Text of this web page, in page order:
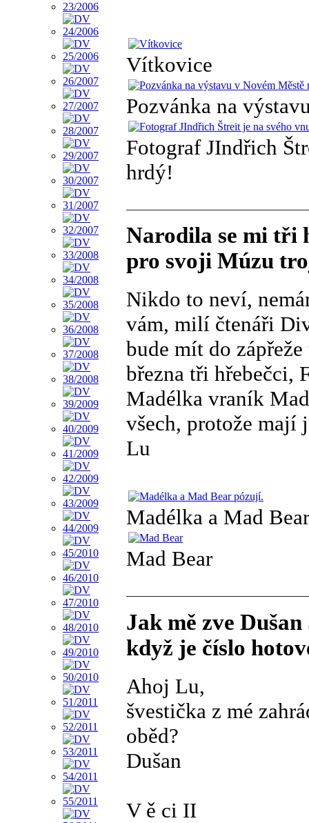
Vítkovice
Pozvánka na
Fotograf JIndřich
hrdý!
Narodila se mi tři
pro svoji Múzu
Nikdo to neví,
vám, milí čtenáři
bude mít do
března tři hřebečci,
Madélka vraník
všech, protože mají
Lu
Madélka a Mad
Mad Bear
Jak mě zve
když je číslo
Ahoj Lu,
švestička z mé
oběd?
Dušan
V ě ci II